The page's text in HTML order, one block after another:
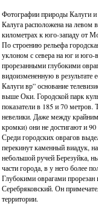
Фотографии природы Калуги
Калуга расположена на левом
километрах к юго-западу от
По строению рельефа
уклоном с севера на юг и юго-
прорезанными глубокими
видоизмененную в результате
Калуги вр” основание
выше Оки. Городской парк
показатели в 185 и 70 метров.
невелики. Даже между
кромки) они не достигают и
Среди городских оврагов
перекинут каменный виадук,
небольшой ручей Березуйка,
части города, в у него более
Глубокими оврагами
Серебряковский. Он
территории.